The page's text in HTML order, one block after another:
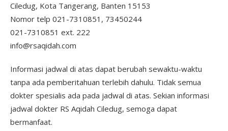
Ciledug, Kota Tangerang, Banten 15153
Nomor telp 021-7310851, 73450244
021-7310851 ext. 222
info@rsaqidah.com
Informasi jadwal di atas dapat berubah sewaktu-waktu
tanpa ada pemberitahuan terlebih dahulu. Tidak semua
dokter spesialis ada pada jadwal di atas. Sekian informasi
jadwal dokter RS Aqidah Ciledug, semoga dapat
bermanfaat.